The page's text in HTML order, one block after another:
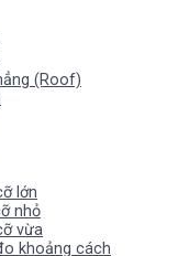
(Roof)
lớn
nhỏ
vừa
khoảng cách